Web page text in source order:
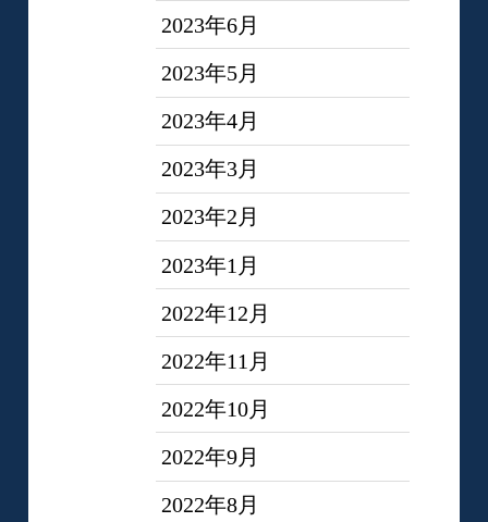
2023年6月
2023年5月
2023年4月
2023年3月
2023年2月
2023年1月
2022年12月
2022年11月
2022年10月
2022年9月
2022年8月